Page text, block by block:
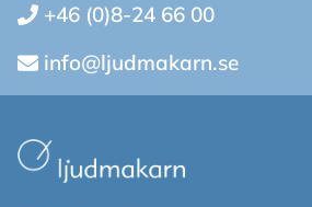
+46 (0)8-24 66 00
info@ljudmakarn.se